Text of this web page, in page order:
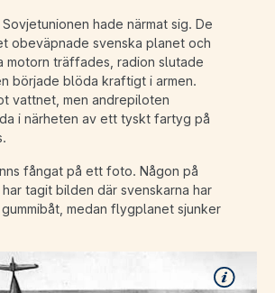
hade närmat sig. De
obeväpnade svenska planet och
motorn träffades, radion slutade
började blöda kraftigt i armen.
vattnet, men andrepiloten
i närheten av ett tyskt fartyg på
fångat på ett foto. Någon på
tagit bilden där svenskarna har
medan flygplanet sjunker